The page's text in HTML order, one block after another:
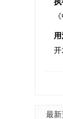
执
开
最